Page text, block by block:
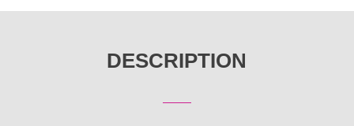
DESCRIPTION